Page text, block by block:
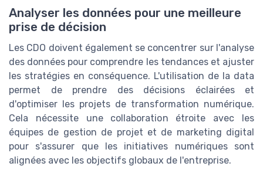
Analyser les données pour une meilleure
prise de décision
Les CDO doivent également se concentrer sur l'analyse
des données pour comprendre les tendances et ajuster
les stratégies en conséquence. L'utilisation de la data
permet de prendre des décisions éclairées et
d'optimiser les projets de transformation numérique.
Cela nécessite une collaboration étroite avec les
équipes de gestion de projet et de marketing digital
pour s'assurer que les initiatives numériques sont
alignées avec les objectifs globaux de l'entreprise.